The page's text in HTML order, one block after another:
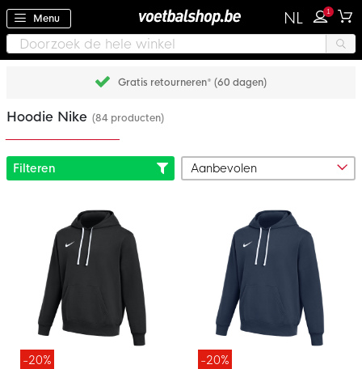
Menu NL 1
Gratis retourneren* (60 dagen)
Hoodie Nike (84 producten)
Filteren
-20%
-20%